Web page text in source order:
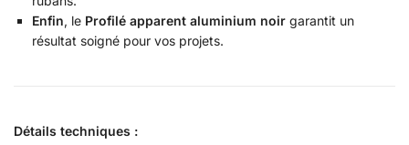
Enfin, le Profilé apparent aluminium noir garantit un
résultat soigné pour vos projets.
Détails techniques :